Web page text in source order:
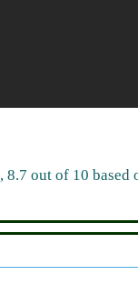
, 8.7 out of 10 based